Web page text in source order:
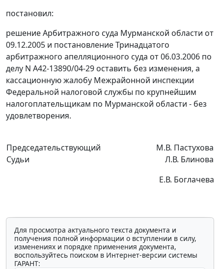
постановил:
решение Арбитражного суда Мурманской области от
09.12.2005 и постановление Тринадцатого
арбитражного апелляционного суда от 06.03.2006 по
делу N А42-13890/04-29 оставить без изменения, а
кассационную жалобу Межрайонной инспекции
Федеральной налоговой службы по крупнейшим
налогоплательщикам по Мурманской области - без
удовлетворения.
Председательствующий
Судьи
М.В. Пастухова
Л.В. Блинова
Е.В. Боглачева
Для просмотра актуального текста документа и
получения полной информации о вступлении в силу,
изменениях и порядке применения документа,
воспользуйтесь поиском в Интернет-версии системы
ГАРАНТ: